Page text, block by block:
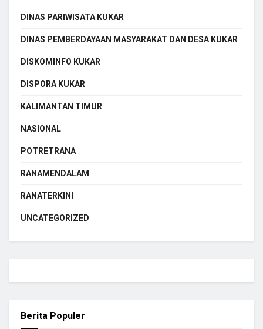
DINAS PARIWISATA KUKAR
DINAS PEMBERDAYAAN MASYARAKAT DAN DESA KUKAR
DISKOMINFO KUKAR
DISPORA KUKAR
KALIMANTAN TIMUR
NASIONAL
POTRETRANA
RANAMENDALAM
RANATERKINI
UNCATEGORIZED
Berita Populer